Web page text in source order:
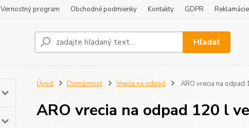
Vernostný program Obchodné podmienky Kontakty GDPR Reklamácie
Hľadať
Úvod Domácnosť Vrecia na odpad ARO vrecia na odpad
ARO vrecia na odpad 120 l